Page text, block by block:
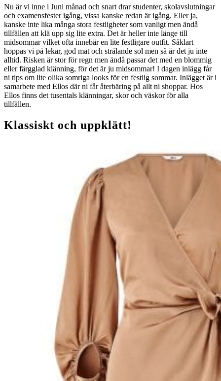
Nu är vi inne i Juni månad och snart drar studenter, skolavslutningar
och examensfester igång, vissa kanske redan är igång. Eller ja,
kanske inte lika många stora festligheter som vanligt men ändå
tillfällen att klä upp sig lite extra. Det är heller inte länge till
midsommar vilket ofta innebär en lite festligare outfit. Såklart
hoppas vi på lekar, god mat och strålande sol men så är det ju inte
alltid. Risken är stor för regn men ändå passar det med en blommig
eller färgglad klänning, för det är ju midsommar! I dagen inlägg får
ni tips om lite olika somriga looks för en festlig sommar. Inlägget är i
samarbete med Ellos där ni får återbäring på allt ni shoppar. Hos
Ellos finns det tusentals klänningar, skor och väskor för alla
tillfällen.
Klassiskt och uppklätt!